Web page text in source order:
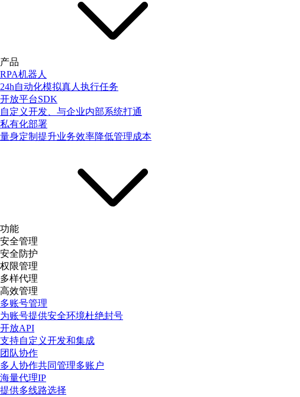
产品
RPA机器人
24h自动化模拟真人执行任务
开放平台SDK
自定义开发、与企业内部系统打通
私有化部署
量身定制提升业务效率降低管理成本
功能
安全管理
安全防护
权限管理
多样代理
高效管理
多账号管理
为账号提供安全环境杜绝封号
开放API
支持自定义开发和集成
团队协作
多人协作共同管理多账户
海量代理IP
提供多线路选择